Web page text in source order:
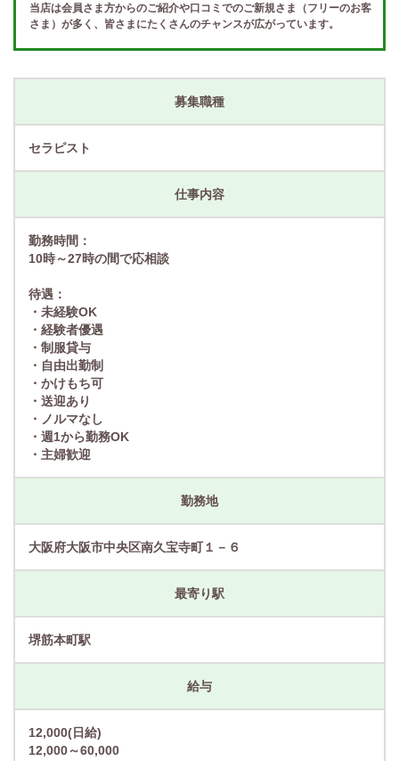
当店は会員さま方からのご紹介や口コミでのご新規さま（フリーのお客
さま）が多く、皆さまにたくさんのチャンスが広がっています。
募集職種
セラピスト
仕事内容
勤務時間：
10時～27時の間で応相談
待遇：
・未経験OK
・経験者優遇
・制服貸与
・自由出勤制
・かけもち可
・送迎あり
・ノルマなし
・週1から勤務OK
・主婦歓迎
勤務地
大阪府大阪市中央区南久宝寺町１－６
最寄り駅
堺筋本町駅
給与
12,000(日給)
12,000～60,000